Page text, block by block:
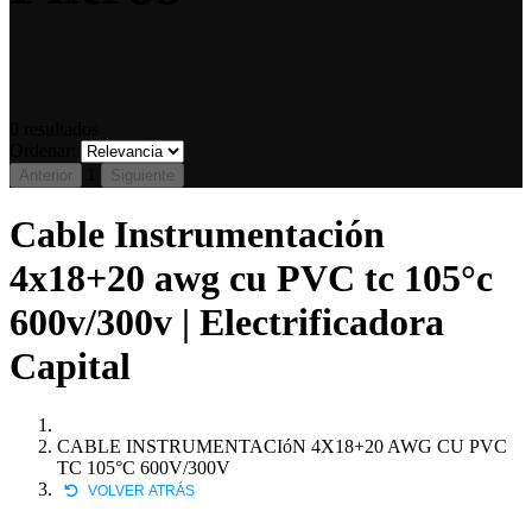
Anterior Siguiente
Cable Instrumentación
4x18+20 awg cu PVC tc 105°c
600v/300v | Electrificadora
Capital
CABLE INSTRUMENTACIóN 4X18+20 AWG CU PVC
TC 105°C 600V/300V
VOLVER ATRÁS